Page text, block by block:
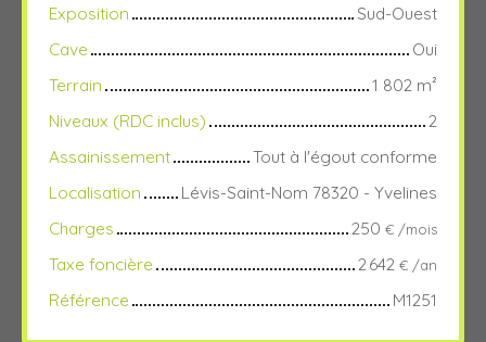
Exposition
Sud-Ouest
Cave
Oui
Terrain
1 802 m²
Niveaux (RDC inclus)
2
Assainissement
Tout à l'égout conforme
Localisation
Lévis-Saint-Nom 78320 - Yvelines
Charges
250 € /mois
Taxe foncière 2 642 € /an
Référence M1251